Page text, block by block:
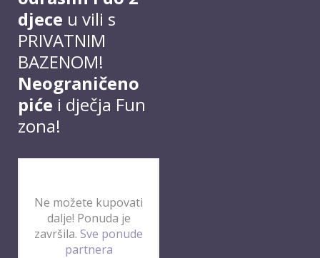
djece u vili s
PRIVATNIM
BAZENOM!
Neograničeno
piće i dječja Fun
zona!
Ne možete kupovati
dalje! Ponuda je
završila. Sve ponude
partnera